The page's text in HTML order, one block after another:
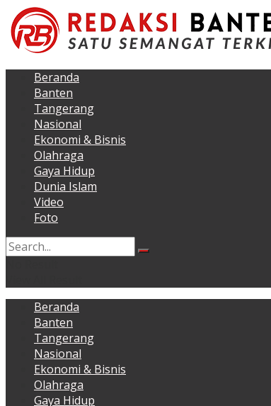
Beranda
Banten
Tangerang
Nasional
Ekonomi & Bisnis
Olahraga
Gaya Hidup
Dunia Islam
Video
Foto
Beranda
Banten
Tangerang
Nasional
Ekonomi & Bisnis
Olahraga
Gaya Hidup